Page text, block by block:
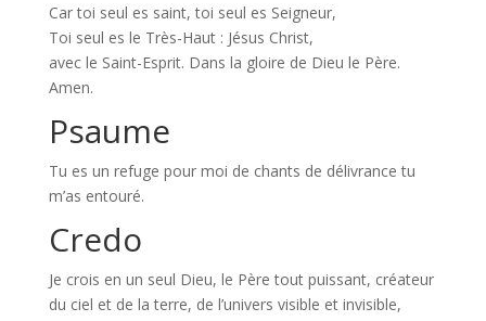
Car toi seul es saint, toi seul es Seigneur,
Toi seul es le Très-Haut : Jésus Christ,
avec le Saint-Esprit. Dans la gloire de Dieu le Père.
Amen.
Psaume
Tu es un refuge pour moi de chants de délivrance tu
m’as entouré.
Credo
Je crois en un seul Dieu, le Père tout puissant, créateur
du ciel et de la terre, de l’univers visible et invisible,